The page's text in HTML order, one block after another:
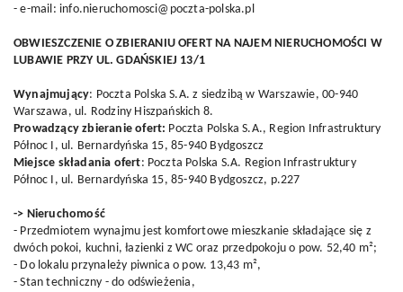
- e-mail: info.nieruchomosci@poczta-polska.pl
OBWIESZCZENIE O ZBIERANIU OFERT NA NAJEM NIERUCHOMOŚCI W
LUBAWIE PRZY UL. GDAŃSKIEJ 13/1
Wynajmujący: Poczta Polska S.A. z siedzibą w Warszawie, 00-940
Warszawa, ul. Rodziny Hiszpańskich 8.
Prowadzący zbieranie ofert: Poczta Polska S.A., Region Infrastruktury
Północ I, ul. Bernardyńska 15, 85-940 Bydgoszcz
Miejsce składania ofert: Poczta Polska S.A. Region Infrastruktury
Północ I, ul. Bernardyńska 15, 85-940 Bydgoszcz, p.227
-> Nieruchomość
- Przedmiotem wynajmu jest komfortowe mieszkanie składające się z
dwóch pokoi, kuchni, łazienki z WC oraz przedpokoju o pow. 52,40 m²;
- Do lokalu przynależy piwnica o pow. 13,43 m²,
- Stan techniczny - do odświeżenia,